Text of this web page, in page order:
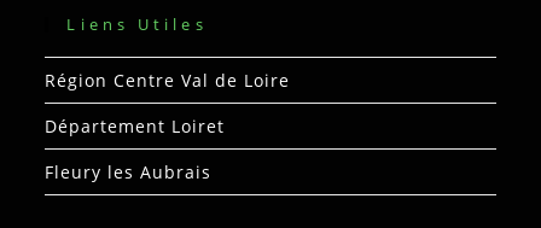
Liens Utiles
Région Centre Val de Loire
Département Loiret
Fleury les Aubrais